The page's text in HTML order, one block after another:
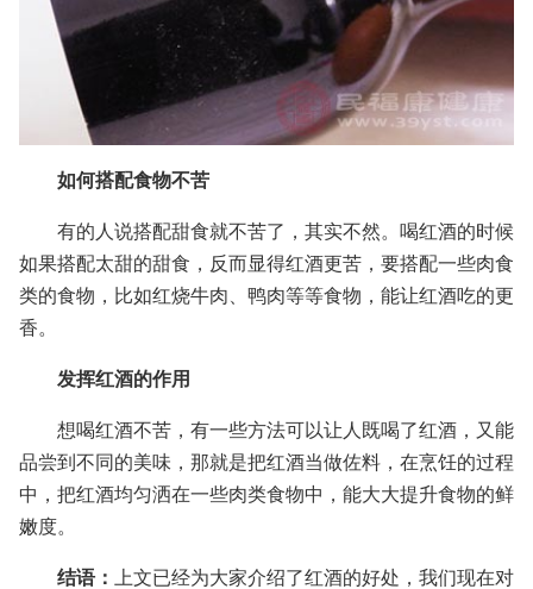
如何搭配食物不苦
有的人说搭配甜食就不苦了，其实不然。喝红酒的时候
如果搭配太甜的甜食，反而显得红酒更苦，要搭配一些肉食
类的食物，比如红烧牛肉、鸭肉等等食物，能让红酒吃的更
香。
发挥红酒的作用
想喝红酒不苦，有一些方法可以让人既喝了红酒，又能
品尝到不同的美味，那就是把红酒当做佐料，在烹饪的过程
中，把红酒均匀洒在一些肉类食物中，能大大提升食物的鲜
嫩度。
结语：
上文已经为大家介绍了红酒的好处，我们现在对